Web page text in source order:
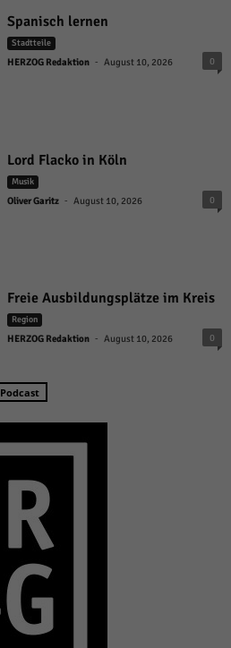
Spanisch lernen
Stadtteile
HERZOG Redaktion - August 10, 2026 0
Lord Flacko in Köln
Musik
Oliver Garitz - August 10, 2026 0
Freie Ausbildungsplätze im Kreis
Region
HERZOG Redaktion - August 10, 2026 0
Podcast